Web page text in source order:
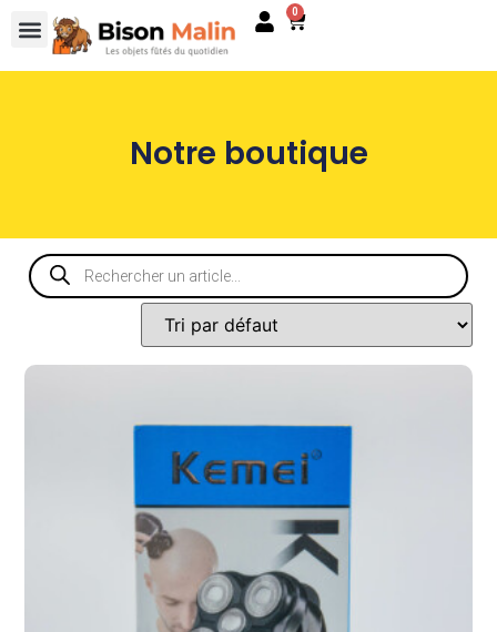
0
Notre boutique